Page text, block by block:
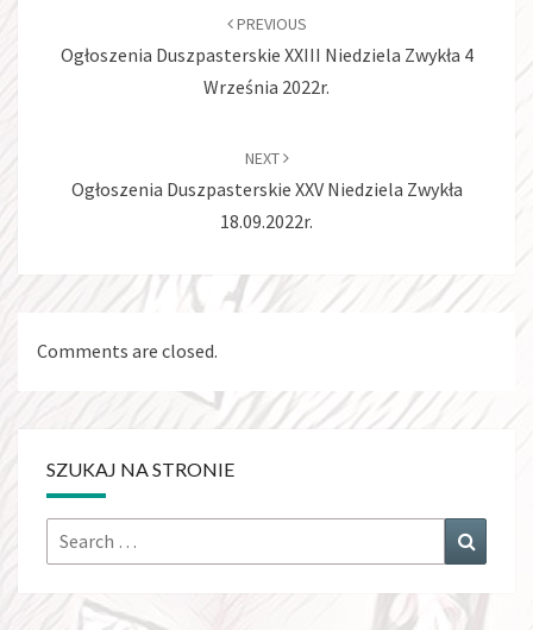
PREVIOUS
Ogłoszenia Duszpasterskie XXIII Niedziela Zwykła 4
Września 2022r.
NEXT
Ogłoszenia Duszpasterskie XXV Niedziela Zwykła
18.09.2022r.
Comments are closed.
SZUKAJ NA STRONIE
Search
for: